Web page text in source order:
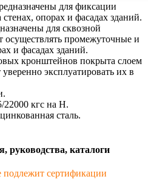
для фиксации
опорах и фасадах зданий.
для сквозной
промежуточные и
и фасадах зданий.
кронштейнов покрыта слоем
эксплуатировать их в
22000 кгс на Н.
сталь.
руководства, каталоги
сертификации